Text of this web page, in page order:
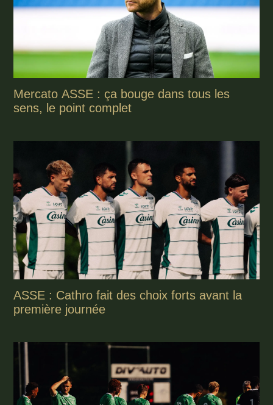
Mercato ASSE : ça bouge dans tous les
sens, le point complet
ASSE : Cathro fait des choix forts avant la
première journée